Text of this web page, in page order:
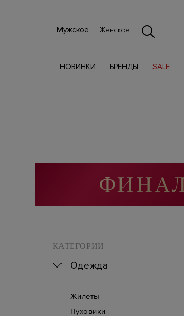
Мужское Женское
НОВИНКИ БРЕНДЫ SALE
КАТЕГОРИИ
Одежда
Жилеты
Пуховики